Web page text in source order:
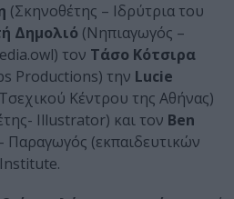
(Σκηνοθέτης – Ιδρύτρια του
Δημoλιό (Νηπιαγωγός –
τον Τάσο Κότσιρα
Productions) την Lucie
Κέντρου της Αθήνας)
Illustrator) και τον Ben
Παραγωγός (εκπαιδευτικών